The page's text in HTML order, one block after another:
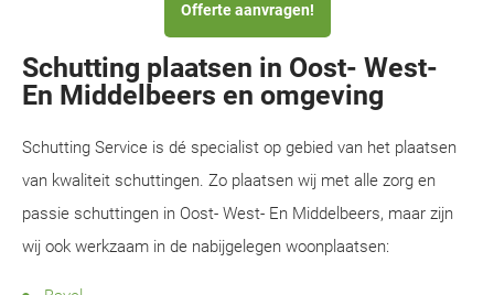
Offerte aanvragen!
Schutting plaatsen in Oost- West-
En Middelbeers en omgeving
Schutting Service is dé specialist op gebied van het plaatsen
van kwaliteit schuttingen. Zo plaatsen wij met alle zorg en
passie schuttingen in Oost- West- En Middelbeers, maar zijn
wij ook werkzaam in de nabijgelegen woonplaatsen: